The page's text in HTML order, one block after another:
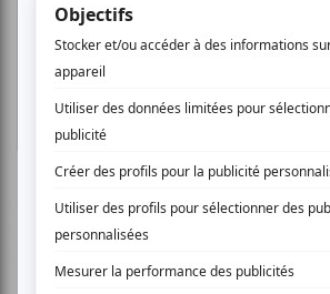
On nous transporte à Montréal, plus
quartier défavorisé et multiculturel de
découvrir un immeuble modeste
dans le besoin. On constate ainsi